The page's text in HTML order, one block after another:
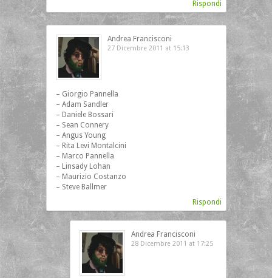
Rispondi
Andrea Francisconi
27 Dicembre 2011 at 15:13
– Giorgio Pannella
– Adam Sandler
– Daniele Bossari
– Sean Connery
– Angus Young
– Rita Levi Montalcini
– Marco Pannella
– Linsady Lohan
– Maurizio Costanzo
– Steve Ballmer
Rispondi
Andrea Francisconi
28 Dicembre 2011 at 17:25